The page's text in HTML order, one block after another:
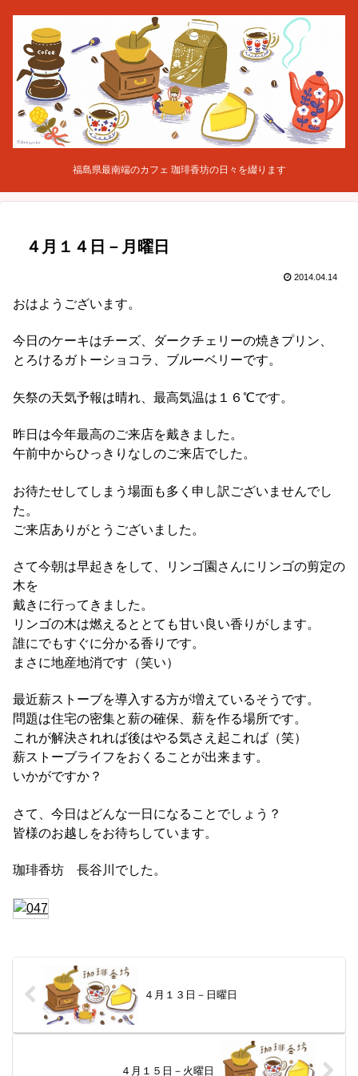
福島県最南端のカフェ 珈琲香坊の日々を綴ります
４月１４日－月曜日
2014.04.14
おはようございます。
今日のケーキはチーズ、ダークチェリーの焼きプリン、
とろけるガトーショコラ、ブルーベリーです。
矢祭の天気予報は晴れ、最高気温は１６℃です。
昨日は今年最高のご来店を戴きました。
午前中からひっきりなしのご来店でした。
お待たせしてしまう場面も多く申し訳ございませんでし
た。
ご来店ありがとうございました。
さて今朝は早起きをして、リンゴ園さんにリンゴの剪定の
木を
戴きに行ってきました。
リンゴの木は燃えるととても甘い良い香りがします。
誰にでもすぐに分かる香りです。
まさに地産地消です（笑い）
最近薪ストーブを導入する方が増えているそうです。
問題は住宅の密集と薪の確保、薪を作る場所です。
これが解決されれば後はやる気さえ起これば（笑）
薪ストーブライフをおくることが出来ます。
いかがですか？
さて、今日はどんな一日になることでしょう？
皆様のお越しをお待ちしています。
珈琲香坊 長谷川でした。
４月１３日－日曜日
４月１５日－火曜日